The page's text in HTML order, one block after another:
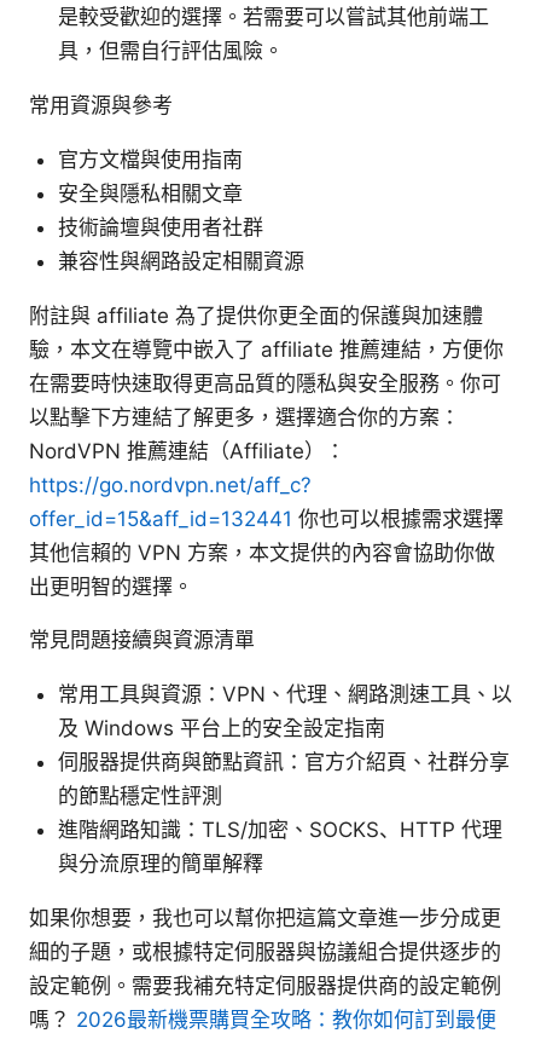
是較受歡迎的選擇。若需要可以嘗試其他前端工
具，但需自行評估風險。
常用資源與參考
官方文檔與使用指南
安全與隱私相關文章
技術論壇與使用者社群
兼容性與網路設定相關資源
附註與 affiliate 為了提供你更全面的保護與加速體
驗，本文在導覽中嵌入了 affiliate 推薦連結，方便你
在需要時快速取得更高品質的隱私與安全服務。你可
以點擊下方連結了解更多，選擇適合你的方案：
NordVPN 推薦連結（Affiliate）：
https://go.nordvpn.net/aff_c?
offer_id=15&aff_id=132441 你也可以根據需求選擇
其他信賴的 VPN 方案，本文提供的內容會協助你做
出更明智的選擇。
常見問題接續與資源清單
常用工具與資源：VPN、代理、網路測速工具、以
及 Windows 平台上的安全設定指南
伺服器提供商與節點資訊：官方介紹頁、社群分享
的節點穩定性評測
進階網路知識：TLS/加密、SOCKS、HTTP 代理
與分流原理的簡單解釋
如果你想要，我也可以幫你把這篇文章進一步分成更
細的子題，或根據特定伺服器與協議組合提供逐步的
設定範例。需要我補充特定伺服器提供商的設定範例
嗎？ 2026最新機票購買全攻略：教你如何訂到最便